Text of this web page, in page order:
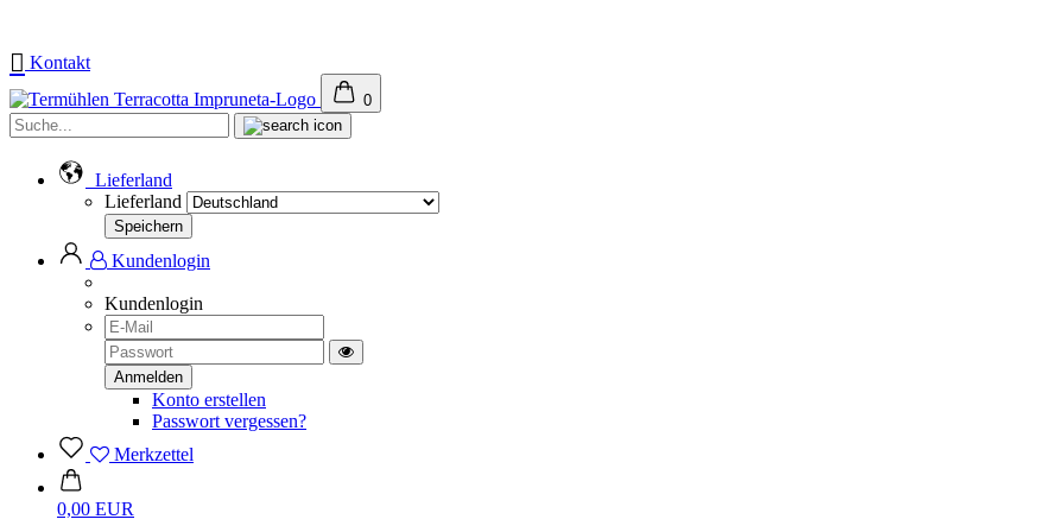
Kontakt
0
Suche...
Lieferland
Lieferland
Kundenlogin
Kundenlogin
E-
Mail
Passwort
Toggle
Konto erstellen
Passwort vergessen?
Merkzettel
0,00 EUR